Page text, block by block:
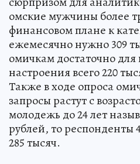
омские мужчины более
финансовом плане к
ежемесячно нужно 309
омичкам достаточно для
настроения всего 220
Также в ходе опроса
запросы растут с
молодежь до 24 лет
рублей, то респонденты
285 тысяч.